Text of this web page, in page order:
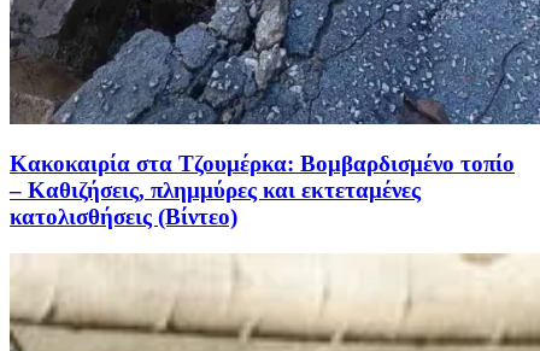
Κακοκαιρία στα Τζουμέρκα: Βομβαρδισμένο τοπίο
– Καθιζήσεις, πλημμύρες και εκτεταμένες
κατολισθήσεις (Βίντεο)